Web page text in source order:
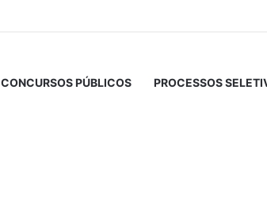
CONCURSOS PÚBLICOS PROCESSOS